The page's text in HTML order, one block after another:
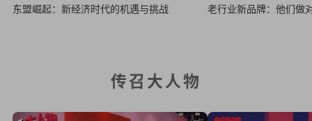
东盟崛起：新经济时代的机遇与挑战 老行业新品牌：他们做
传召大人物